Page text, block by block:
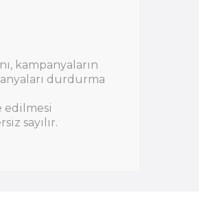
kampanyaların
durdurma
edilmesi
sayılır.